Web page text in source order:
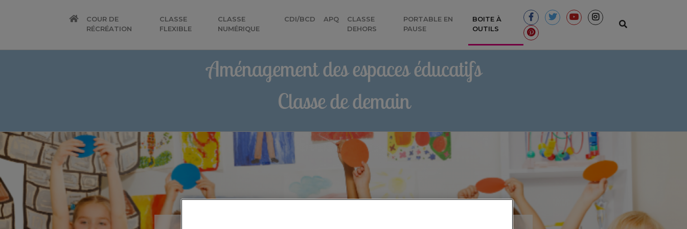
COUR DE
RÉCRÉATION
CLASSE
FLEXIBLE
CLASSE
NUMÉRIQUE
CDI/BCD APQ
CLASSE
DEHORS
PORTABLE EN
PAUSE
BOITE À
OUTILS (CURRENT)
Aménagement des espaces éducatifs
Classe de demain